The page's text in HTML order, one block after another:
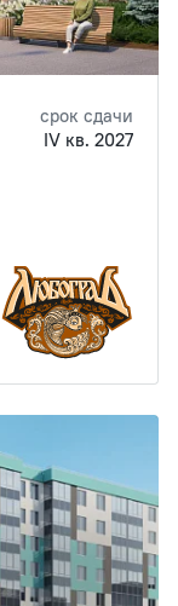
срок сдачи
IV кв. 2027